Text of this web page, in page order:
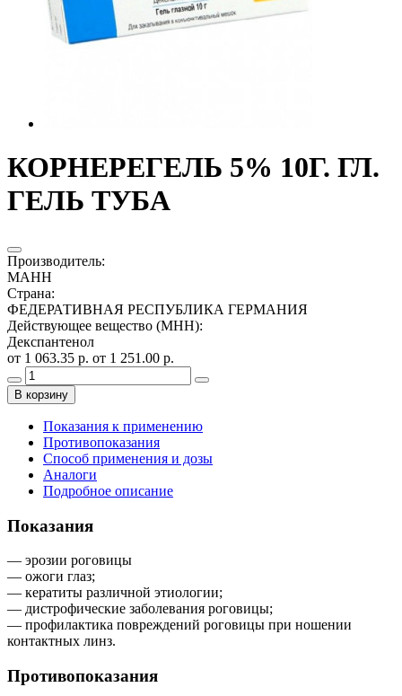
КОРНЕРЕГЕЛЬ 5% 10Г. ГЛ.
ГЕЛЬ ТУБА
Производитель:
МАНН
Страна:
ФЕДЕРАТИВНАЯ РЕСПУБЛИКА ГЕРМАНИЯ
Действующее вещество (МНН):
Декспантенол
от 1 063.35 р. от 1 251.00 р.
В корзину
Показания к применению
Противопоказания
Способ применения и дозы
Аналоги
Подробное описание
Показания
— эрозии роговицы
— ожоги глаз;
— кератиты различной этиологии;
— дистрофические заболевания роговицы;
— профилактика повреждений роговицы при ношении
контактных линз.
Противопоказания